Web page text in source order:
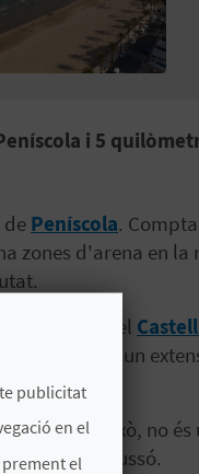
i 5
Peníscola.
zones d'arena en
pot observar el
que ofereix un
malgrat això, no
se un capbussó.
publicitat
en el
el